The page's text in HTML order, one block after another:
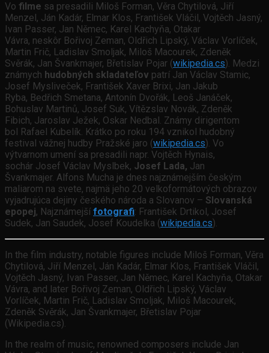
Vo filme sa presadili Miloš Forman, Věra Chytilová, Jiří
Menzel, Ján Kadár, Elmar Klos, František Vláčil, Vojtěch Jasný,
Ivan Passer, Jan Němec, Karel Kachyňa, Otakar
Vávra, neskôr Bořivoj Zeman, Oldřich Lipský, Václav Vorlíček,
Martin Frič, Ladislav Smoljak, Miloš Macourek, Zdeněk
Svěrák, Jan Švankmajer, Břetislav Pojar (wikipedia.cs). Medzi
známych hudobných skladateľov patrí Jan Václav Stamic,
Josef Mysliveček, František Xaver Brixi, Jan Jakub
Ryba, Bedřich Smetana, Antonín Dvořák, Leoš Janáček,
Bohuslav Martinů, Josef Suk, Vítězslav Novák, Zdeněk
Fibich, Jaroslav Ježek, Oskar Nedbal. Známy dirigentom
bol Rafael Kubelík. Krátko po roku 194 vznikol hudobný
festival vážnej hudby Pražské jaro (wikipedia.cs). Vo
výtvarnom umení sa presadili napr. Vojtěch Hynais,
sochár Josef Václav Myslbek, Josef Lada, Jan
Švankmajer. Alfons Mucha je dnes najznámejším českým
maliarom na svete, najmä jeho 20 velkoformátových obrazov
vyjadrujúca dejiny českého národa a Slovanov – Slovanská
epopej, Najznámejší fotografi: František Drtikol, Josef
Sudek, Jan Saudek, Josef Koudelka (wikipedia.cs).
In the film industry, notable figures include Miloš Forman, Věra
Chytilová, Jiří Menzel, Ján Kadár, Elmar Klos, František Vláčil,
Vojtěch Jasný, Ivan Passer, Jan Němec, Karel Kachyňa, Otakar
Vávra, and later Bořivoj Zeman, Oldřich Lipský, Václav
Vorlíček, Martin Frič, Ladislav Smoljak, Miloš Macourek,
Zdeněk Svěrák, Jan Švankmajer, Břetislav Pojar
(Wikipedia.cs).
In the realm of music, renowned composers include Jan